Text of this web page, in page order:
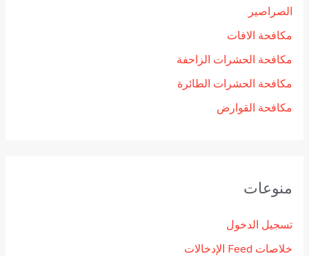
الصراصير
مكافحة الافات
مكافحة الحشرات الزاحفة
مكافحة الحشرات الطائرة
مكافحة القوارض
منوعات
تسجيل الدخول
خلاصات Feed الإدخالات